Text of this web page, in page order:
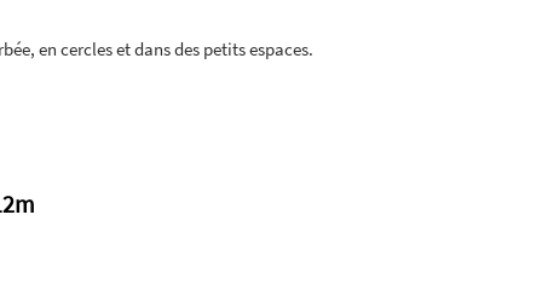
en cercles et dans des petits espaces.